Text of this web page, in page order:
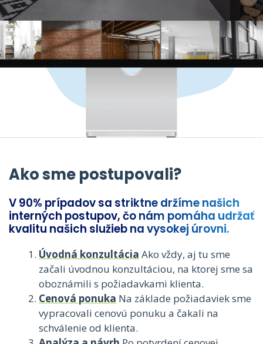
Ako sme postupovali?
V 90% prípadov sa striktne držíme našich
interných postupov, čo nám pomáha udržať
kvalitu našich služieb na vysokej úrovni.
Úvodná konzultácia Ako vždy, aj tu sme
začali úvodnou konzultáciou, na ktorej sme sa
oboznámili s požiadavkami klienta.
Cenová ponuka Na základe požiadaviek sme
vypracovali cenovú ponuku a čakali na
schválenie od klienta.